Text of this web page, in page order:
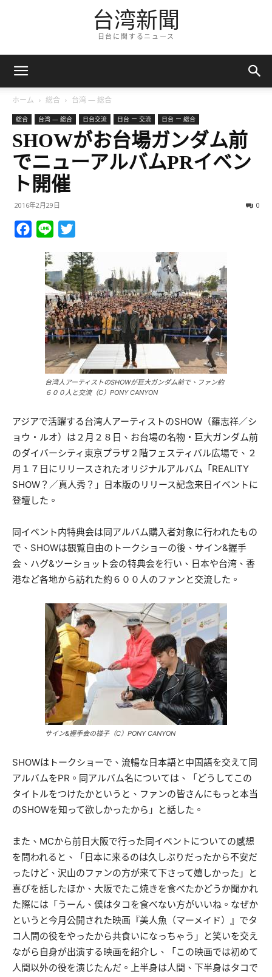
台湾新聞
日台に関するニュース
ホーム 総合 台湾 — 総合
総合 台湾 — 総合 日台交流 日台 ー 交流 日台 ー 総合
SHOWがお台場ガンダム前
でニューアルバムPRイベン
ト開催
2016年2月29日 0
Facebook
Line
台湾人アーティストのSHOWが巨大ガンダム前で、ファン約
６００人と交流（C）PONY CANYON
アジアで活躍する台湾人アーティストのSHOW（羅志祥／シ
ョウ・ルオ）は２月２８日、お台場の名物・巨大ガンダム前
のダイバーシティ東京プラザ２階フェスティバル広場で、２
月１７日にリリースされたオリジナルアルバム「REALITY
SHOW？／真人秀？」日本版のリリース記念来日イベントに
登壇した。
同イベント内特典会は同アルバム購入者対象に行われたもの
で、SHOWは観覧自由のトークショーの後、サイン&握手
会、ハグ&ツーショット会の特典会を行い、日本や台湾、香
港など各地から訪れた約６００人のファンと交流した。
サイン&握手会の様子（C）PONY CANYON
SHOWはトークショーで、流暢な日本語と中国語を交えて同
アルバムをPR。同アルバム名については、「どうしてこの
タイトルをつけたかというと、ファンの皆さんにもっと本当
のSHOWを知って欲しかったから」と話した。
また、MCから前日大阪で行った同イベントについての感想
を問われると、「日本に来るのは久しぶりだったから不安だ
ったけど、沢山のファンの方が来て下さって嬉しかった」と
喜びを話したほか、大阪でたこ焼きを食べたかどうか聞かれ
た際には「うーん、僕はタコを食べない方がいいね。なぜか
というと今月公開された映画『美人魚（マーメイド）』でタ
コ人間の役をやったから共食いになっちゃう」と笑いを交え
ながら自身が出演する映画を紹介し、「この映画では初めて
人間以外の役を演じたんだ。上半身は人間、下半身はタコで